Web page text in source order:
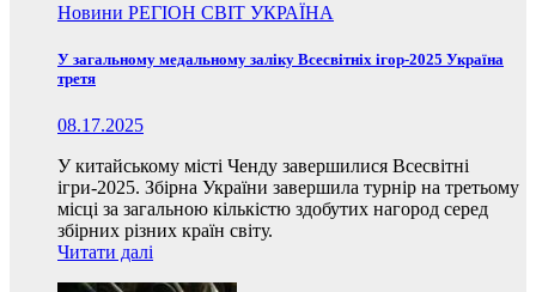
Новини РЕГІОН СВІТ УКРАЇНА
У загальному медальному заліку Всесвітніх ігор-2025 Україна
третя
08.17.2025
У китайському місті Ченду завершилися Всесвітні
ігри-2025. Збірна України завершила турнір на третьому
місці за загальною кількістю здобутих нагород серед
збірних різних країн світу.
Читати далі